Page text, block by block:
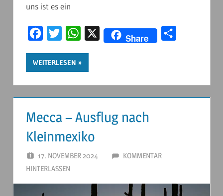
uns ist es ein
FacebookTwitter WhatsApp
X Share
WEITERLESEN
Mecca – Ausflug nach
Kleinmexiko
17. NOVEMBER 2024 ANDERSTOUREN
KOMMENTAR
HINTERLASSEN